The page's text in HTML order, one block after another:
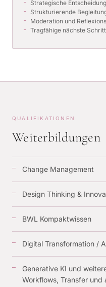
Strategische
Strukturierende
Moderation und
Tragfähige nächste
QUALIFIKATIONEN
Weiterbildungen
Change Management
Design Thinking &
BWL Kompaktwissen
Digital Transformation /
Generative KI und
Workflows, Transfer und